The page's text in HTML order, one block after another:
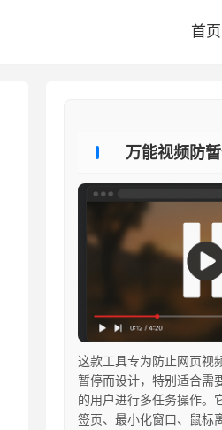
首页
万能视频防
这款工具专为防止网页视
暂停而设计，特别适合需
的用户进行多任务操作。
签页、最小化窗口、鼠标